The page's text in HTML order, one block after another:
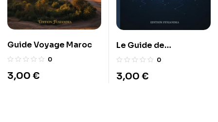
Guide Voyage Maroc
0
3,00 €
Le Guide de
l’Expatriation Fiscale :
payer d’impôts
0
3,00 €